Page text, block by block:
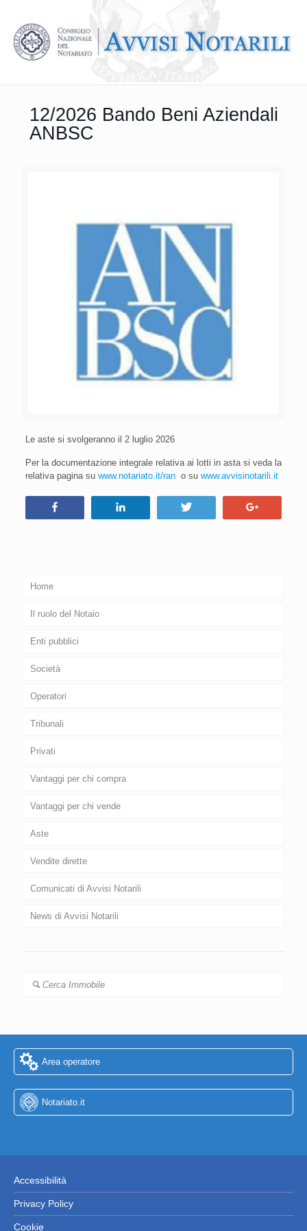
12/2026 Bando Beni Aziendali
ANBSC
Le aste si svolgeranno il 2 luglio 2026
Per la documentazione integrale relativa ai lotti in asta si veda la
relativa pagina su www.notariato.it/rano su www.avvisinotarili.it
Home
Il ruolo del Notaio
Enti pubblici
Società
Operatori
Tribunali
Privati
Vantaggi per chi compra
Vantaggi per chi vende
Aste
Vendite dirette
Comunicati di Avvisi Notarili
News di Avvisi Notarili
Cerca Immobile
Area operatore
Notariato.it
Accessibilità
Privacy Policy
Cookie